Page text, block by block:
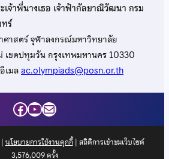
จ้าพี่นางเธอ เจ้าฟ้ากัลยาณิวัฒนา กรม
ร์
าสตร์ จุฬาลงกรณ์มหาวิทยาลัย
ขตปทุมวัน กรุงเทพมหานคร 10330
อีเมลac.olympiads@posn.or.th
Facebook
YouTube
Mail
นโยบายการใช้งานคุกกี้| สถิติการเข้าชมเว็บไซต์
3,576,009ครั้ง